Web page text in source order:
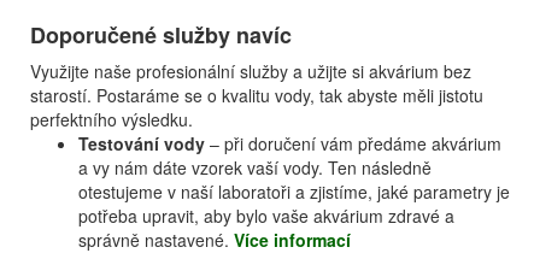
Doporučené služby navíc
Využijte naše profesionální služby a užijte si akvárium bez
starostí. Postaráme se o kvalitu vody, tak abyste měli jistotu
perfektního výsledku.
Testování vody – při doručení vám předáme akvárium
a vy nám dáte vzorek vaší vody. Ten následně
otestujeme v naší laboratoři a zjistíme, jaké parametry je
potřeba upravit, aby bylo vaše akvárium zdravé a
správně nastavené. Více informací